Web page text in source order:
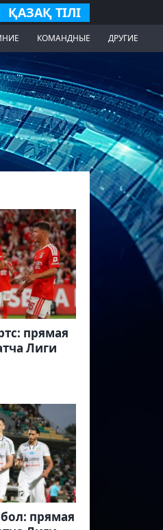
ҚАЗАҚ ТІЛІ
КОМАНДНЫЕ ДРУГИЕ
прямая
Лиги
прямая